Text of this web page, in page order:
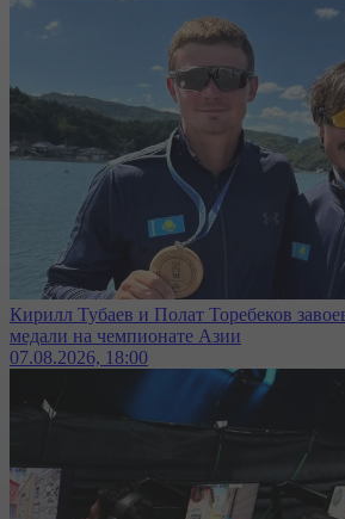
Кирилл Тубаев и Полат Торебеков
медали на чемпионате Азии
07.08.2026, 18:00